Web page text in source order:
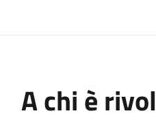
A chi è